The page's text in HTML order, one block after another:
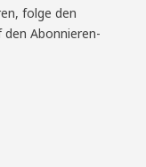
folge den
Abonnieren-